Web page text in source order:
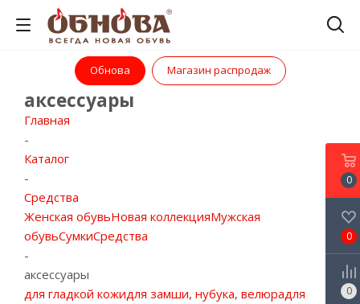
Обнова Магазин распродаж
аксессуары
Главная
-
Каталог
-
Средства
Женская обувьНовая коллекцияМужская
обувьСумкиСредства
-
аксессуары
для гладкой кожидля замши, нубука, велюрадля
0
0
0